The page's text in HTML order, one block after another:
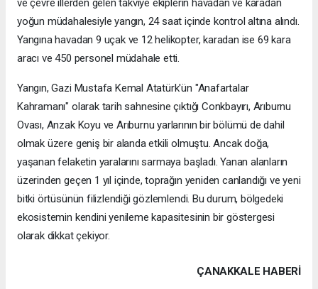
ve çevre illerden gelen takviye ekiplerin havadan ve karadan
yoğun müdahalesiyle yangın, 24 saat içinde kontrol altına alındı.
Yangına havadan 9 uçak ve 12 helikopter, karadan ise 69 kara
aracı ve 450 personel müdahale etti.
Yangın, Gazi Mustafa Kemal Atatürk'ün "Anafartalar
Kahramanı" olarak tarih sahnesine çıktığı Conkbayırı, Arıburnu
Ovası, Anzak Koyu ve Arıburnu yarlarının bir bölümü de dahil
olmak üzere geniş bir alanda etkili olmuştu. Ancak doğa,
yaşanan felaketin yaralarını sarmaya başladı. Yanan alanların
üzerinden geçen 1 yıl içinde, toprağın yeniden canlandığı ve yeni
bitki örtüsünün filizlendiği gözlemlendi. Bu durum, bölgedeki
ekosistemin kendini yenileme kapasitesinin bir göstergesi
olarak dikkat çekiyor.
ÇANAKKALE HABERİ